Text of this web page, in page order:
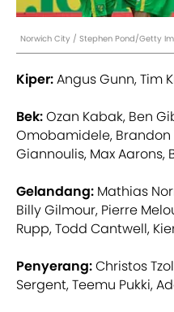
Norwich City / Stephen Pond/Getty
Kiper:Angus Gunn, Tim
Bek:Ozan Kabak, Ben
Omobamidele, Brandon
Giannoulis, Max Aarons,
Gelandang: Mathias
Billy Gilmour, Pierre
Rupp, Todd Cantwell,
Penyerang:Christos
Sergent, Teemu Pukki,